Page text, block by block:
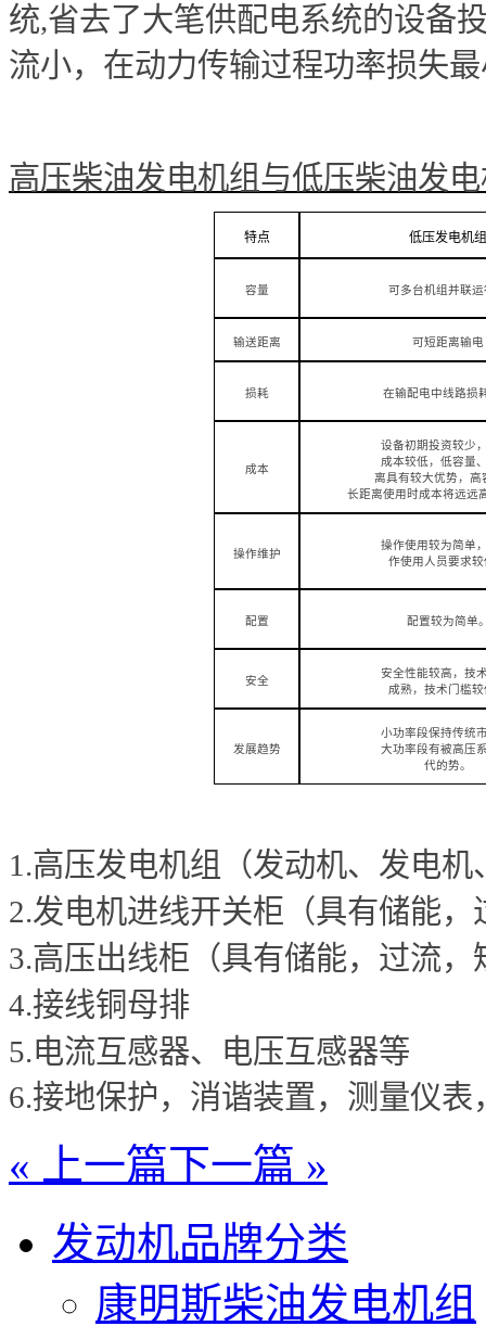
统,省去了大笔供配电系统的设备
流小，在动力传输过程功率损失
高压柴油发电机组与低压柴油发
特点 低压发电机组
容量 可多台机组并联运
输送距离 可短距离输电
损耗 在输配电中线路损
成本
设备初期投资较少
成本较低，低容量
离具有较大优势，高
长距离使用时成本将远远
操作维护
操作使用较为简单
作使用人员要求较
配置 配置较为简单
安全
安全性能较高，技
成熟，技术门槛较
发展趋势
小功率段保持传统
大功率段有被高压
代的势。
1.高压发电机组（发动机、发电机
2.发电机进线开关柜（具有储能
3.高压出线柜（具有储能，过流
4.接线铜母排
5.电流互感器、电压互感器等
6.接地保护，消谐装置，测量仪
« 上一篇下一篇 »
发动机品牌分类
康明斯柴油发电机组